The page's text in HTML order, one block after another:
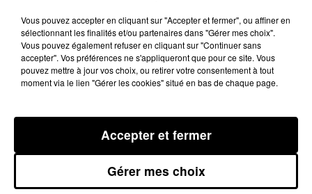
29 mai 2023 - 2 min 16 sec
LES INFOS DE L'AUDE DU 29/05/2023 À
14H00
Les infos de l'Aude
Vous pouvez accepter en cliquant sur "Accepter et fermer", ou affiner en
sélectionnant les finalités et/ou partenaires dans "Gérer mes choix".
Vous pouvez également refuser en cliquant sur "Continuer sans
accepter". Vos préférences ne s'appliqueront que pour ce site. Vous
pouvez mettre à jour vos choix, ou retirer votre consentement à tout
moment via le lien "Gérer les cookies" situé en bas de chaque page.
Gérer mes choix
Accepter et fermer